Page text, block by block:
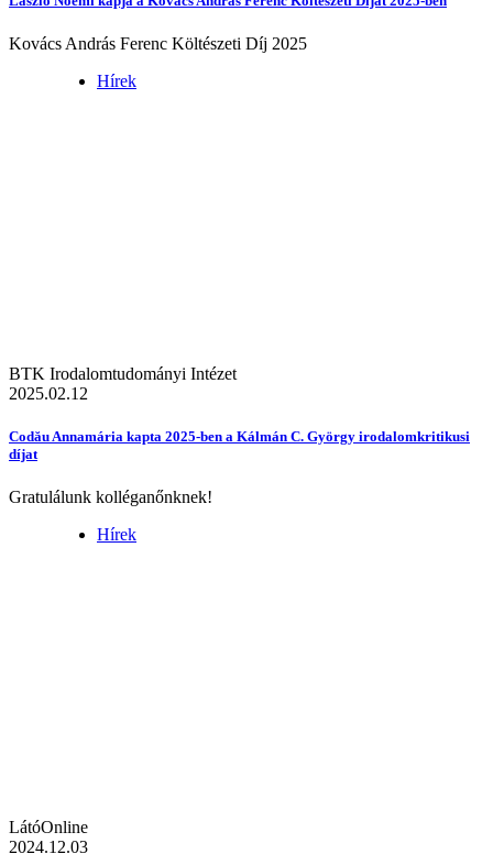
Kovács András Ferenc Költészeti Díj 2025
Hírek
BTK Irodalomtudományi Intézet
2025.02.12
Codău Annamária kapta 2025-ben a Kálmán C. György irodalomkritikusi
díjat
Gratulálunk kolléganőnknek!
Hírek
LátóOnline
2024.12.03